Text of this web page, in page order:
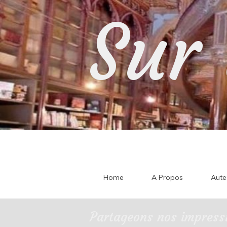
Skip
to
content
Home A Propos